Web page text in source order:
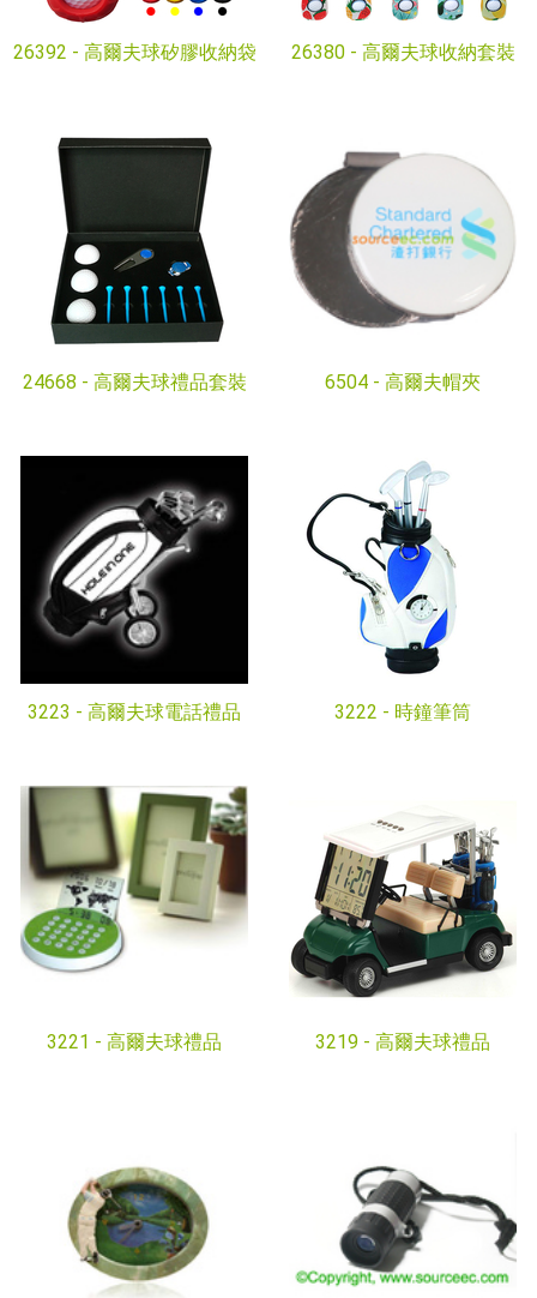
26392 - 高爾夫球矽膠收納袋 26380 - 高爾夫球收納套裝
24668 - 高爾夫球禮品套裝 6504 - 高爾夫帽夾
3223 - 高爾夫球電話禮品 3222 - 時鐘筆筒
3221 - 高爾夫球禮品 3219 - 高爾夫球禮品